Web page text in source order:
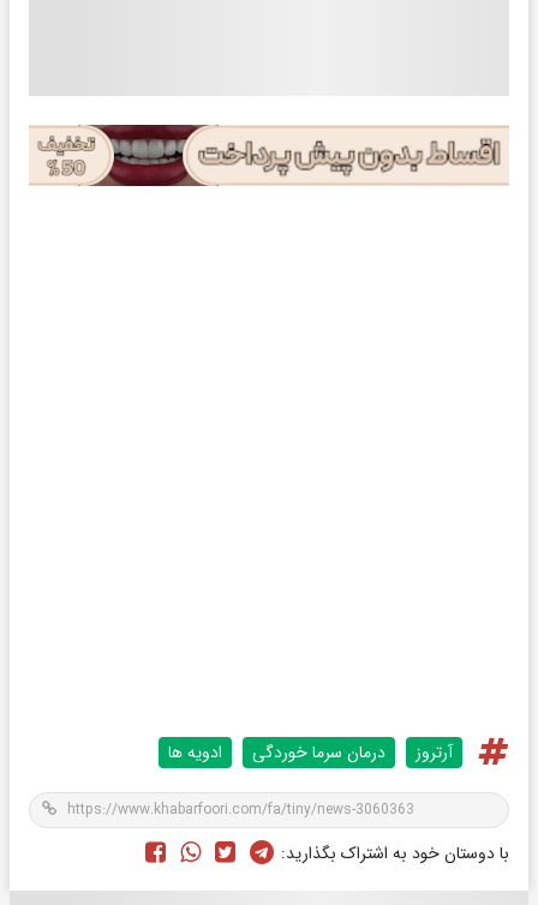
آرتروز درمان سرما خوردگی ادویه ها
با دوستان خود به اشتراک بگذارید: